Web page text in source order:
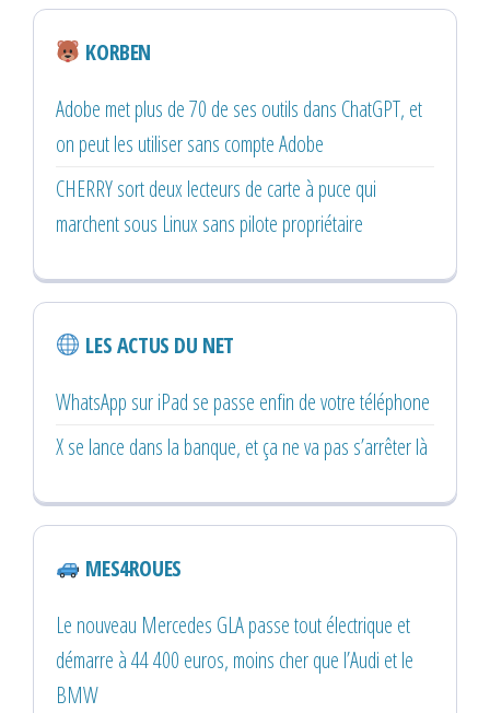
KORBEN
Adobe met plus de 70 de ses outils dans ChatGPT, et
on peut les utiliser sans compte Adobe
CHERRY sort deux lecteurs de carte à puce qui
marchent sous Linux sans pilote propriétaire
LES ACTUS DU NET
WhatsApp sur iPad se passe enfin de votre téléphone
X se lance dans la banque, et ça ne va pas s’arrêter là
MES4ROUES
Le nouveau Mercedes GLA passe tout électrique et
démarre à 44 400 euros, moins cher que l’Audi et le
BMW